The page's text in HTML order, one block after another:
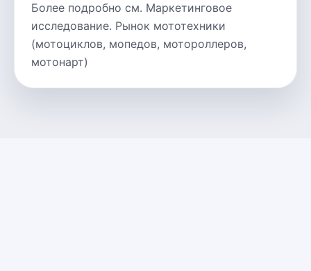
Более подробно см. Маркетинговое
исследование. Рынок мототехники
(мотоциклов, мопедов, мотороллеров,
мотонарт)